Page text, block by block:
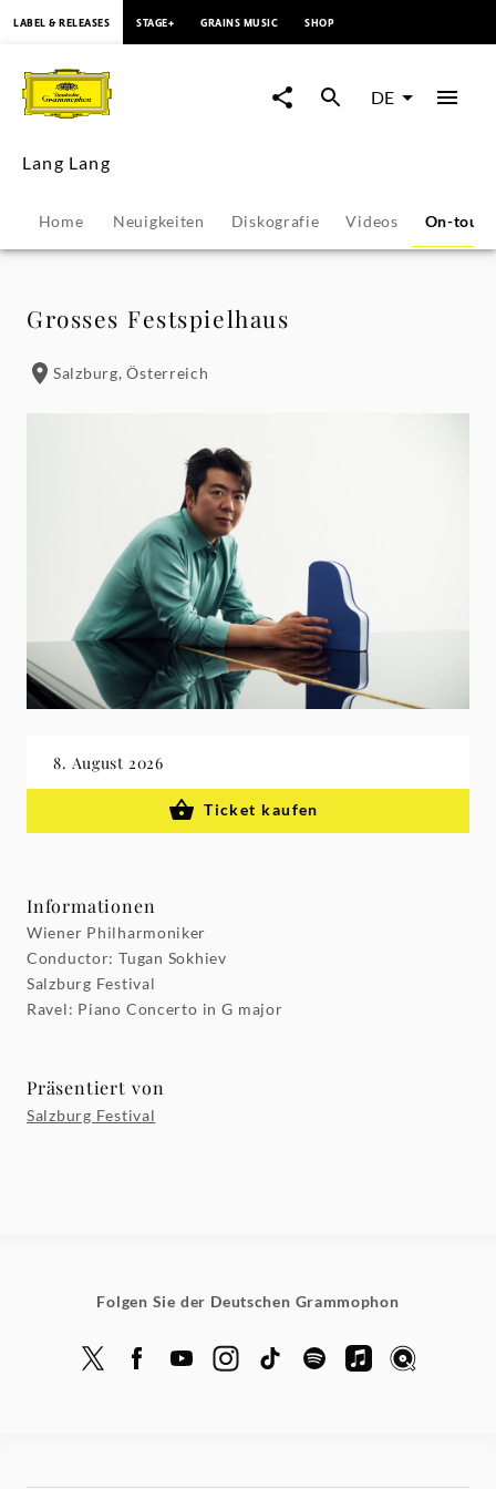
Lang
Konzerte
&
Veranstaltungen
Grammophon
LABEL & RELEASES STAGE+ GRAINS MUSIC SHOP
DE
Lang Lang
Home Neuigkeiten Diskografie Videos On-tour
Grosses Festspielhaus
Salzburg, Österreich
8. August 2026
Ticket kaufen
Informationen
Wiener Philharmoniker
Conductor: Tugan Sokhiev
Salzburg Festival
Ravel: Piano Concerto in G major
Präsentiert von
Salzburg Festival
Folgen Sie der Deutschen Grammophon